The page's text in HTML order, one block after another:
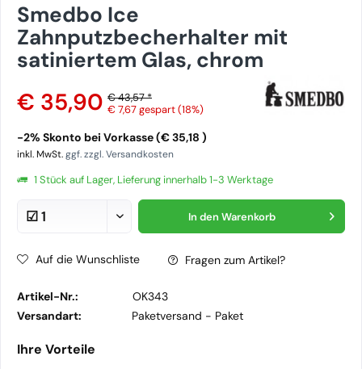
Smedbo Ice
Zahnputzbecherhalter mit
satiniertem Glas, chrom
€ 35,90 € 43,57 *
€ 7,67gespart (18%)
-2% Skonto bei Vorkasse (€ 35,18 )
inkl. MwSt.ggf. zzgl. Versandkosten
1 Stück auf Lager, Lieferung innerhalb 1-3 Werktage
In den Warenkorb
Auf die Wunschliste Fragen zum Artikel?
Artikel-Nr.:
OK343
Versandart:
Paketversand - Paket
Ihre Vorteile